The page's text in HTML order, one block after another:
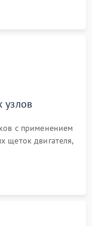
узлов
с применением
щеток двигателя,